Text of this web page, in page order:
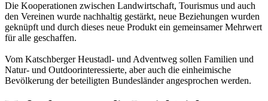
Die Kooperationen zwischen Landwirtschaft, Tourismus und auch
den Vereinen wurde nachhaltig gestärkt, neue Beziehungen wurden
geknüpft und durch dieses neue Produkt ein gemeinsamer Mehrwert
für alle geschaffen.
Vom Katschberger Heustadl- und Adventweg sollen Familien und
Natur- und Outdoorinteressierte, aber auch die einheimische
Bevölkerung der beteiligten Bundesländer angesprochen werden.